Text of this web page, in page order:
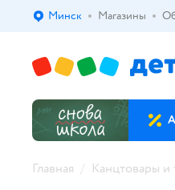
Выбор адреса доставки.
Минск Магазины
Главная Канцтовары